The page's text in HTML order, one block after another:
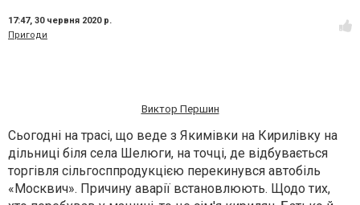
17:47, 30 червня 2020 р.
Пригоди
Виктор Першин
Сьогодні на трасі, що веде з Якимівки на Кирилівку на
дільниці біля села Шелюги, на точці, де відбувається
торгівля сільгосппродукцією перекинувся автобіль
«Москвич». Причину аварії встановлюють. Щодо тих,